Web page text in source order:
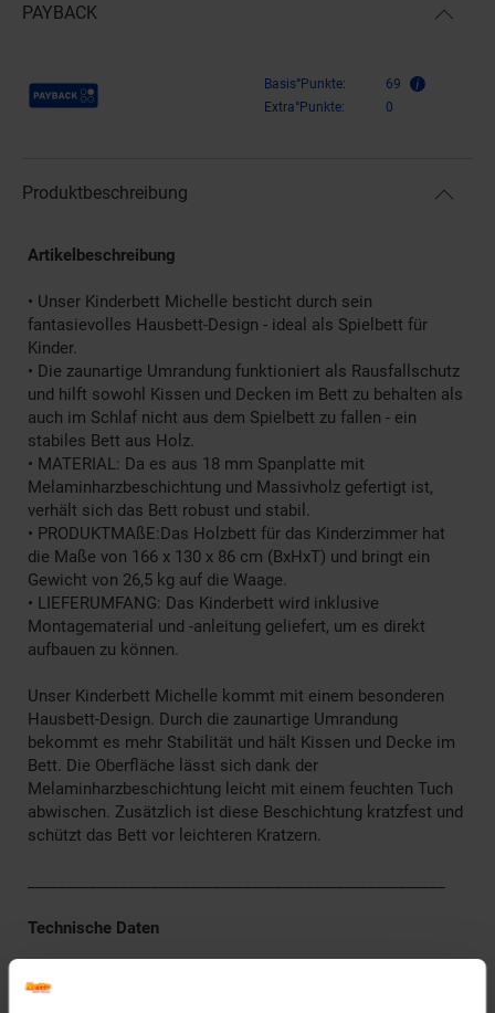
PAYBACK
Payback Punkte Basis°Punkte:
69
Extra°Punkte:
0
Produktbeschreibung
Artikelbeschreibung
• Unser Kinderbett Michelle besticht durch sein
fantasievolles Hausbett-Design - ideal als Spielbett für
Kinder.
• Die zaunartige Umrandung funktioniert als Rausfallschutz
und hilft sowohl Kissen und Decken im Bett zu behalten als
auch im Schlaf nicht aus dem Spielbett zu fallen - ein
stabiles Bett aus Holz.
• MATERIAL: Da es aus 18 mm Spanplatte mit
Melaminharzbeschichtung und Massivholz gefertigt ist,
verhält sich das Bett robust und stabil.
• PRODUKTMAßE:Das Holzbett für das Kinderzimmer hat
die Maße von 166 x 130 x 86 cm (BxHxT) und bringt ein
Gewicht von 26,5 kg auf die Waage.
• LIEFERUMFANG: Das Kinderbett wird inklusive
Montagematerial und -anleitung geliefert, um es direkt
aufbauen zu können.
Unser Kinderbett Michelle kommt mit einem besonderen
Hausbett-Design. Durch die zaunartige Umrandung
bekommt es mehr Stabilität und hält Kissen und Decke im
Bett. Die Oberfläche lässt sich dank der
Melaminharzbeschichtung leicht mit einem feuchten Tuch
abwischen. Zusätzlich ist diese Beschichtung kratzfest und
schützt das Bett vor leichteren Kratzern.
Technische Daten
Gestell: Weiß, matt